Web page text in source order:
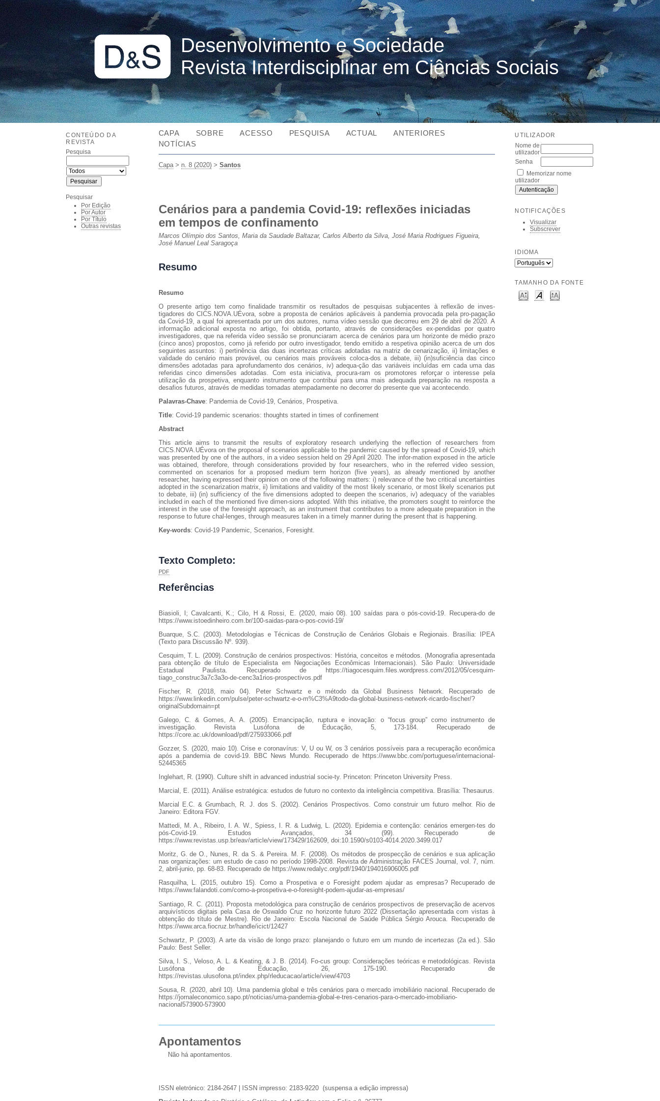
Desenvolvimento e Sociedade
Revista Interdisciplinar em Ciências Sociais
CONTEÚDO DA
REVISTA
Pesquisa
Pesquisar
Por Edição
Por Autor
Por Título
Outras revistas
UTILIZADOR
Nome de
utilizador
Senha
Memorizar nome
utilizador
NOTIFICAÇÕES
Visualizar
Subscrever
IDIOMA
TAMANHO DA FONTE
CAPA SOBRE ACESSO PESQUISA ACTUAL
ANTERIORES
NOTÍCIAS
Capa> n. 8 (2020)> Santos
Cenários para a pandemia Covid-19: reflexões iniciadas
em tempos de confinamento
Marcos Olímpio dos Santos, Maria da Saudade Baltazar, Carlos Alberto da Silva, José Maria Rodrigues Figueira,
José Manuel Leal Saragoça
Resumo
Resumo
O presente artigo tem como finalidade transmitir os resultados de pesquisas subjacentes à reflexão de inves-
tigadores do CICS.NOVA.UÉvora, sobre a proposta de cenários aplicáveis à pandemia provocada pela pro-pagação
da Covid-19, a qual foi apresentada por um dos autores, numa vídeo sessão que decorreu em 29 de abril de 2020. A
informação adicional exposta no artigo, foi obtida, portanto, através de considerações ex-pendidas por quatro
investigadores, que na referida vídeo sessão se pronunciaram acerca de cenários para um horizonte de médio prazo
(cinco anos) propostos, como já referido por outro investigador, tendo emitido a respetiva opinião acerca de um dos
seguintes assuntos: i) pertinência das duas incertezas críticas adotadas na matriz de cenarização, ii) limitações e
validade do cenário mais provável, ou cenários mais prováveis coloca-dos a debate, iii) (in)suficiência das cinco
dimensões adotadas para aprofundamento dos cenários, iv) adequa-ção das variáveis incluídas em cada uma das
referidas cinco dimensões adotadas. Com esta iniciativa, procura-ram os promotores reforçar o interesse pela
utilização da prospetiva, enquanto instrumento que contribui para uma mais adequada preparação na resposta a
desafios futuros, através de medidas tomadas atempadamente no decorrer do presente que vai acontecendo.
Palavras-Chave: Pandemia de Covid-19, Cenários, Prospetiva.
Title: Covid-19 pandemic scenarios: thoughts started in times of confinement
Abstract
This article aims to transmit the results of exploratory research underlying the reflection of researchers from
CICS.NOVA.UÉvora on the proposal of scenarios applicable to the pandemic caused by the spread of Covid-19, which
was presented by one of the authors, in a video session held on 29 April 2020. The infor-mation exposed in the article
was obtained, therefore, through considerations provided by four researchers, who in the referred video session,
commented on scenarios for a proposed medium term horizon (five years), as already mentioned by another
researcher, having expressed their opinion on one of the following matters: i) relevance of the two critical uncertainties
adopted in the scenarization matrix, ii) limitations and validity of the most likely scenario, or most likely scenarios put
to debate, iii) (in) sufficiency of the five dimensions adopted to deepen the scenarios, iv) adequacy of the variables
included in each of the mentioned five dimen-sions adopted. With this initiative, the promoters sought to reinforce the
interest in the use of the foresight approach, as an instrument that contributes to a more adequate preparation in the
response to future chal-lenges, through measures taken in a timely manner during the present that is happening.
Key-words: Covid-19 Pandemic, Scenarios, Foresight.
Texto Completo:
PDF
Referências
Biasioli, I; Cavalcanti, K.; Cilo, H & Rossi, E. (2020, maio 08). 100 saídas para o pós-covid-19. Recupera-do de
https://www.istoedinheiro.com.br/100-saidas-para-o-pos-covid-19/
Buarque, S.C. (2003). Metodologias e Técnicas de Construção de Cenários Globais e Regionais. Brasília: IPEA
(Texto para Discussão Nº. 939).
Cesquim, T. L. (2009). Construção de cenários prospectivos: História, conceitos e métodos. (Monografia apresentada
para obtenção de título de Especialista em Negociações Econômicas Internacionais). São Paulo: Universidade
Estadual Paulista. Recuperado de https://tiagocesquim.files.wordpress.com/2012/05/cesquim-
tiago_construc3a7c3a3o-de-cenc3a1rios-prospectivos.pdf
Fischer, R. (2018, maio 04). Peter Schwartz e o método da Global Business Network. Recuperado de
https://www.linkedin.com/pulse/peter-schwartz-e-o-m%C3%A9todo-da-global-business-network-ricardo-fischer/?
originalSubdomain=pt
Galego, C. & Gomes, A. A. (2005). Emancipação, ruptura e inovação: o “focus group” como instrumento de
investigação. Revista Lusófona de Educação, 5, 173-184. Recuperado de
https://core.ac.uk/download/pdf/275933066.pdf
Gozzer, S. (2020, maio 10). Crise e coronavírus: V, U ou W, os 3 cenários possíveis para a recuperação econômica
após a pandemia de covid-19. BBC News Mundo. Recuperado de https://www.bbc.com/portuguese/internacional-
52445365
Inglehart, R. (1990). Culture shift in advanced industrial socie-ty. Princeton: Princeton University Press.
Marcial, E. (2011). Análise estratégica: estudos de futuro no contexto da inteligência competitiva. Brasília: Thesaurus.
Marcial E.C. & Grumbach, R. J. dos S. (2002). Cenários Prospectivos. Como construir um futuro melhor. Rio de
Janeiro: Editora FGV.
Mattedi, M. A., Ribeiro, I. A. W., Spiess, I. R. & Ludwig, L. (2020). Epidemia e contenção: cenários emergen-tes do
pós-Covid-19. Estudos Avançados, 34 (99). Recuperado de
https://www.revistas.usp.br/eav/article/view/173429/162609, doi:10.1590/s0103-4014.2020.3499.017
Moritz, G. de O., Nunes, R. da S. & Pereira. M. F. (2008). Os métodos de prospecção de cenários e sua aplicação
nas organizações: um estudo de caso no período 1998-2008. Revista de Administração FACES Journal, vol. 7, núm.
2, abril-junio, pp. 68-83. Recuperado de https://www.redalyc.org/pdf/1940/194016906005.pdf
Rasquilha, L. (2015, outubro 15). Como a Prospetiva e o Foresight podem ajudar as empresas? Recuperado de
https://www.falandoti.com/como-a-prospetiva-e-o-foresight-podem-ajudar-as-empresas/
Santiago, R. C. (2011). Proposta metodológica para construção de cenários prospectivos de preservação de acervos
arquivísticos digitais pela Casa de Oswaldo Cruz no horizonte futuro 2022 (Dissertação apresentada com vistas à
obtenção do título de Mestre). Rio de Janeiro: Escola Nacional de Saúde Pública Sérgio Arouca. Recuperado de
https://www.arca.fiocruz.br/handle/icict/12427
Schwartz, P. (2003). A arte da visão de longo prazo: planejando o futuro em um mundo de incertezas (2a ed.). São
Paulo: Best Seller.
Silva, I. S., Veloso, A. L. & Keating, & J. B. (2014). Fo-cus group: Considerações teóricas e metodológicas. Revista
Lusófona de Educação, 26, 175-190. Recuperado de
https://revistas.ulusofona.pt/index.php/rleducacao/article/view/4703
Sousa, R. (2020, abril 10). Uma pandemia global e três cenários para o mercado imobiliário nacional. Recuperado de
https://jornaleconomico.sapo.pt/noticias/uma-pandemia-global-e-tres-cenarios-para-o-mercado-imobiliario-
nacional573900-573900
Apontamentos
Não há apontamentos.
ISSN eletrónico: 2184-2647 | ISSN impresso: 2183-9220 (suspensa a edição impressa)